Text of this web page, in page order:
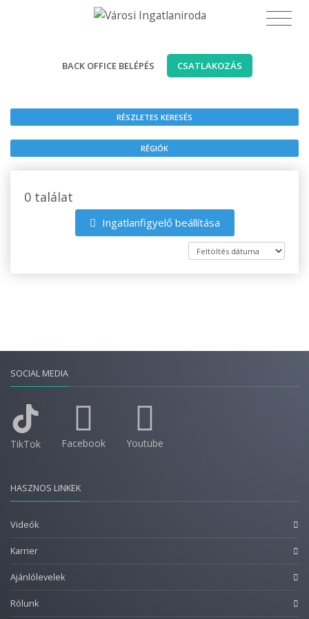
BACK OFFICE BELÉPÉS CSATLAKOZÁS
RÉSZLETES KERESÉS
RÉGIÓK
0 találat
Ingatlanfigyelő beállítása
SOCIAL MEDIA
TikTok Facebook Youtube
HASZNOS LINKEK
Videók
Karrier
Ajánlólevelek
Rólunk